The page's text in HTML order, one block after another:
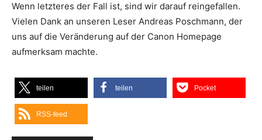
Wenn letzteres der Fall ist, sind wir darauf reingefallen.
Vielen Dank an unseren Leser Andreas Poschmann, der
uns auf die Veränderung auf der Canon Homepage
aufmerksam machte.
teilen teilen Pocket
RSS-feed